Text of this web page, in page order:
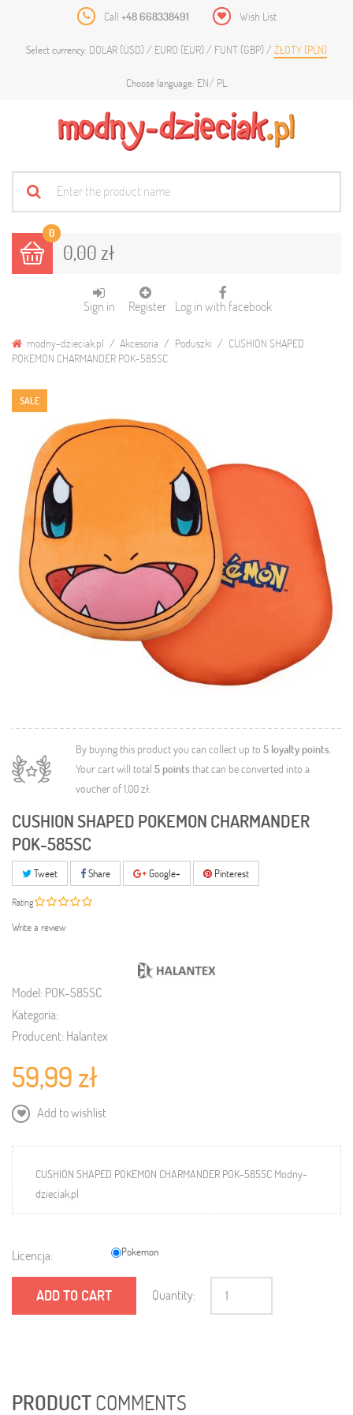
Call +48 668338491 Wish List
Select currency: DOLAR (USD) EURO (EUR) FUNT (GBP) ZŁOTY (PLN)
Choose language: EN PL
0
0,00 zł
Sign in Register Log in with facebook
modny-dzieciak.pl Akcesoria Poduszki
CUSHION SHAPED
POKEMON CHARMANDER POK-585SC
SALE
By buying this product you can collect up to 5 loyalty points.
Your cart will total 5points that can be converted into a
voucher of1,00 zł.
CUSHION SHAPED POKEMON CHARMANDER
POK-585SC
Tweet Share Google+ Pinterest
Rating
Write a review
Model: POK-585SC
Kategoria:
Producent: Halantex
59,99 zł
Add to wishlist
CUSHION SHAPED POKEMON CHARMANDER POK-585SC Modny-
dzieciak.pl
Licencja: Pokemon
ADD TO CART Quantity:
PRODUCTCOMMENTS